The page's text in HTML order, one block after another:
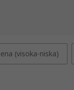
(visoka-niska)